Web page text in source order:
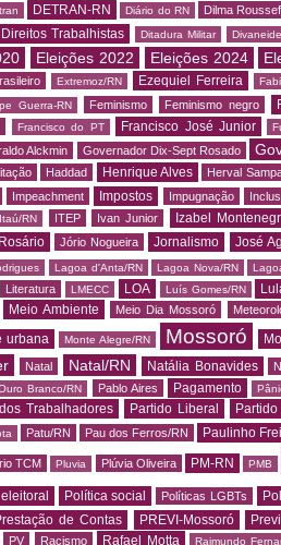
DETRAN-RN Diário do RN Dilma Roussef
Direitos Trabalhistas Ditadura Militar
Eleições 2022 Eleições 2024
Extremoz/RN Ezequiel Ferreira
Guerra-RN Feminismo Feminismo negro
Francisco do PT Francisco José Junior
Alckmin Governador Dix-Sept Rosado
Haddad Henrique Alves Herval
Impeachment Impostos Impugnação
Itaú/RN ITEP Ivan Junior Izabel
Jório Nogueira Jornalismo José
Lagoa d'Anta/RN Lagoa Nova/RN
Literatura LMECC LOA Luís Gomes/RN
Meio Ambiente Meio Dia Mossoró
urbana Monte Alegre/RN Mossoró
Natal Natal/RN Natália Bonavides
Branco/RN Pablo Aires Pagamento
Trabalhadores Partido Liberal
Patu/RN Pau dos Ferros/RN Paulinho
TCM Pluvia Plúvia Oliveira PM-RN PMB
Política social Políticas LGBTs
de Contas PREVI-Mossoró
PV Racismo Rafael Motta Raimundo